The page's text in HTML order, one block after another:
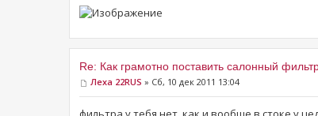
Re: Как грамотно поставить салонный
Леха 22RUS » Сб, 10 дек 2011 13:04